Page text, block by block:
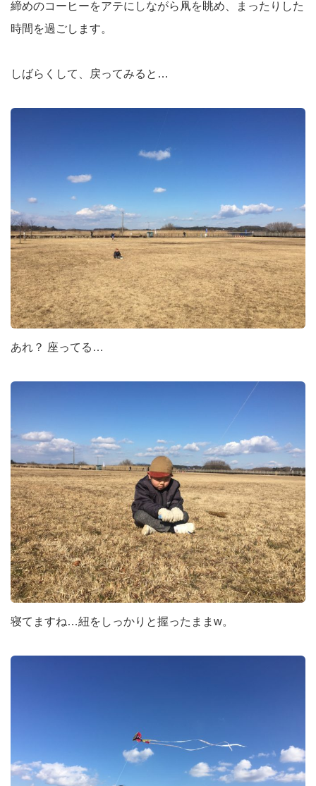
締めのコーヒーをアテにしながら凧を眺め、まったりした
時間を過ごします。
しばらくして、戻ってみると…
あれ？ 座ってる…
寝てますね…紐をしっかりと握ったままw。